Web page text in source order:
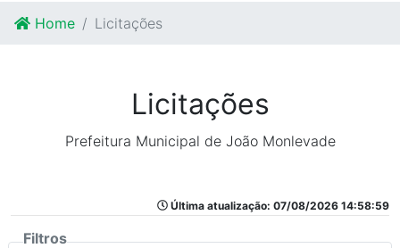
Home Licitações
Licitações
Prefeitura Municipal de João Monlevade
Última atualização: 07/08/2026 14:58:59
Filtros